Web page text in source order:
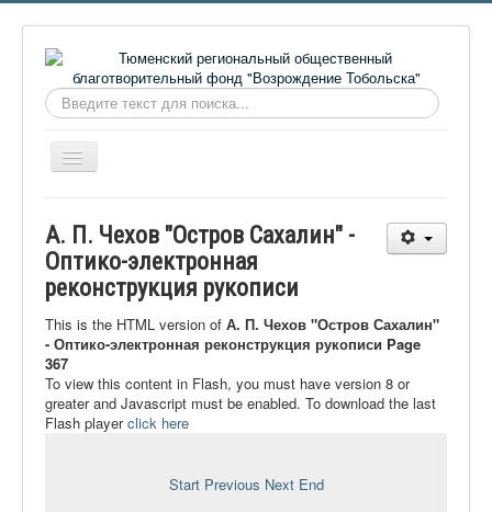
Искать...
Включить/
выключить
О фонде
Онлайн библиотека
Видеоматериалы
Контакты
Сайт проекта Достоевский
Ермаковополе.рф
А. П. Чехов "Остров Сахалин" -
Оптико-электронная
реконструкция рукописи
This is the HTML version of А. П. Чехов "Остров Сахалин"
- Оптико-электронная реконструкция рукописи Page
367
To view this content in Flash, you must have version 8 or
greater and Javascript must be enabled. To download the last
Flash playerclick here
Start Previous Next End